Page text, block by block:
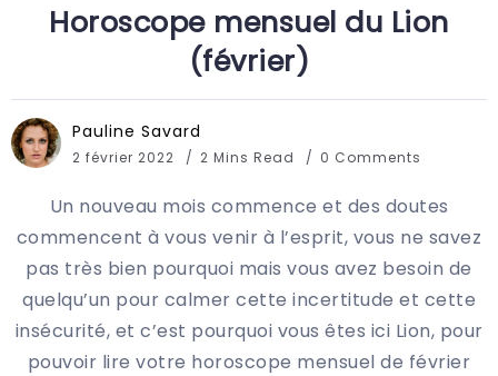
Horoscope mensuel du Lion
(février)
Pauline Savard
2 février 2022 2 Mins Read 0 Comments
Un nouveau mois commence et des doutes
commencent à vous venir à l’esprit, vous ne savez
pas très bien pourquoi mais vous avez besoin de
quelqu’un pour calmer cette incertitude et cette
insécurité, et c’est pourquoi vous êtes ici Lion, pour
pouvoir lire votre horoscope mensuel de février